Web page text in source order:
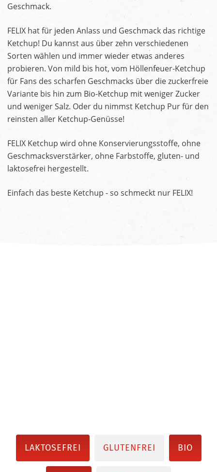
Geschmack.
FELIX hat für jeden Anlass und Geschmack das richtige
Ketchup! Du kannst aus über zehn verschiedenen
Sorten wählen und immer wieder etwas anderes
probieren. Von mild bis hot, vom Höllenfeuer-Ketchup
für Fans des scharfen Geschmacks über die zuckerfreie
Variante bis hin zum Bio-Ketchup mit weniger Zucker
und weniger Salz. Oder du nimmst Ketchup Pur für den
reinsten aller Ketchup-Genüsse!
FELIX Ketchup wird ohne Konservierungsstoffe, ohne
Geschmacksverstärker, ohne Farbstoffe, gluten- und
laktosefrei hergestellt.
Einfach das beste Ketchup - so schmeckt nur FELIX!
LAKTOSEFREI GLUTENFREI BIO